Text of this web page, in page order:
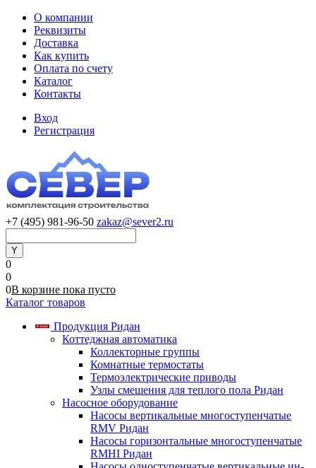
О компании
Реквизиты
Доставка
Как купить
Оплата по счету
Каталог
Контакты
Вход
Регистрация
+7 (495) 981-96-50 zakaz@sever2.ru
0
0
0В корзине пока пусто
Каталог товаров
Продукция Ридан
Коттеджная автоматика
Коллекторные группы
Комнатные термостаты
Термоэлектрические приводы
Узлы смешения для теплого пола Ридан
Насосное оборудование
Насосы вертикальные многоступенчатые
RMV Ридан
Насосы горизонтальные многоступенчатые
RMHI Ридан